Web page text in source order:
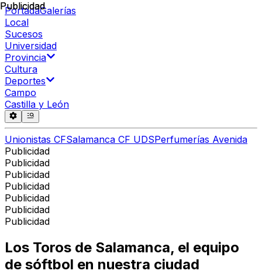
PortadaGalerías
Local
Sucesos
Universidad
Provincia
Cultura
Deportes
Campo
Castilla y León
Unionistas CFSalamanca CF UDSPerfumerías Avenida
Publicidad
Publicidad
Publicidad
Publicidad
Publicidad
Publicidad
Publicidad
Publicidad
Los Toros de Salamanca, el equipo
de sóftbol en nuestra ciudad
Publicidad